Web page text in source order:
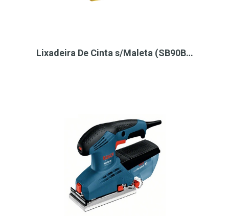
Lixadeira De Cinta s/Maleta (SB90B…